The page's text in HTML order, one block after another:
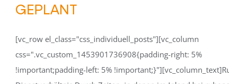
GEPLANT
[vc_row el_class="css_individuell_posts"][vc_column
css=".vc_custom_1453901736908{padding-right: 5%
!important;padding-left: 5%